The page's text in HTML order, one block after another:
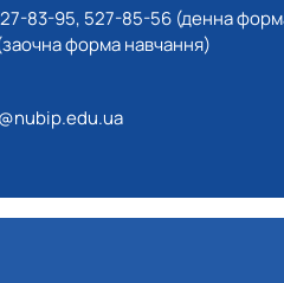
83-95, 527-85-56 (денна
форма навчання)